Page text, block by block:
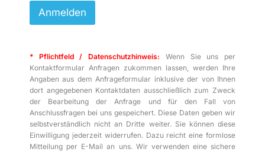
Anmelden
* Pflichtfeld / Datenschutzhinweis: Wenn Sie uns per
Kontaktformular Anfragen zukommen lassen, werden Ihre
Angaben aus dem Anfrageformular inklusive der von Ihnen
dort angegebenen Kontaktdaten ausschließlich zum Zweck
der Bearbeitung der Anfrage und für den Fall von
Anschlussfragen bei uns gespeichert. Diese Daten geben wir
selbstverständlich nicht an Dritte weiter. Sie können diese
Einwilligung jederzeit widerrufen. Dazu reicht eine formlose
Mitteilung per E-Mail an uns. Wir verwenden eine sichere